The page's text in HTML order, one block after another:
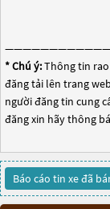
* Chú ý:Thông tin
đăng tải lên trang
người đăng tin cung
đăng xin hãy thông
Báo cáo tin xe đã